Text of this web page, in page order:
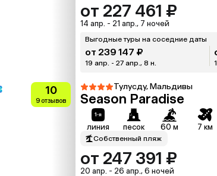
от 227 461 ₽
14 апр. - 21 апр., 7 ночей
Выгодные туры на соседние даты
от 239 147 ₽
19 апр. - 27 апр., 8 н.
10
9 отзывов
Тулусду, Мальдивы
Season Paradise
линия песок 60 м 7 км
Собственный пляж
от 247 391 ₽
20 апр. - 26 апр., 6 ночей